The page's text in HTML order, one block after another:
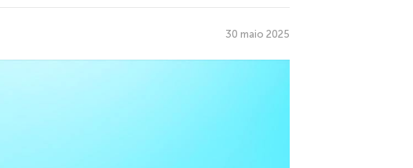
30 maio 2025